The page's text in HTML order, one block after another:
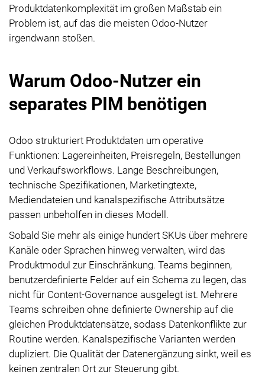
Produktdatenkomplexität im großen Maßstab ein
Problem ist, auf das die meisten Odoo-Nutzer
irgendwann stoßen.
Warum Odoo-Nutzer ein
separates PIM benötigen
Odoo strukturiert Produktdaten um operative
Funktionen: Lagereinheiten, Preisregeln, Bestellungen
und Verkaufsworkflows. Lange Beschreibungen,
technische Spezifikationen, Marketingtexte,
Mediendateien und kanalspezifische Attributsätze
passen unbeholfen in dieses Modell.
Sobald Sie mehr als einige hundert SKUs über mehrere
Kanäle oder Sprachen hinweg verwalten, wird das
Produktmodul zur Einschränkung. Teams beginnen,
benutzerdefinierte Felder auf ein Schema zu legen, das
nicht für Content-Governance ausgelegt ist. Mehrere
Teams schreiben ohne definierte Ownership auf die
gleichen Produktdatensätze, sodass Datenkonflikte zur
Routine werden. Kanalspezifische Varianten werden
dupliziert. Die Qualität der Datenergänzung sinkt, weil es
keinen zentralen Ort zur Steuerung gibt.